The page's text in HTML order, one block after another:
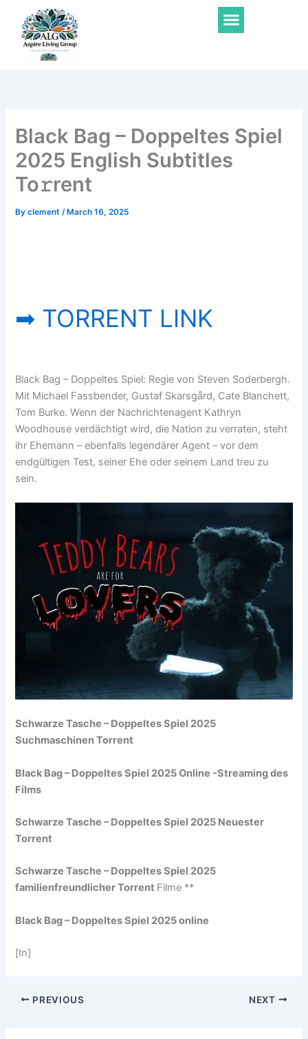
content
Menu
Black Bag – Doppeltes Spiel
2025 English Subtitles
To𝚛rent
Byclement/ March 16, 2025
➡ TORRENT LINK
Black Bag – Doppeltes Spiel: Regie von Steven Soderbergh.
Mit Michael Fassbender, Gustaf Skarsgård, Cate Blanchett,
Tom Burke. Wenn der Nachrichtenagent Kathryn
Woodhouse verdächtigt wird, die Nation zu verraten, steht
ihr Ehemann – ebenfalls legendärer Agent – vor dem
endgültigen Test, seiner Ehe oder seinem Land treu zu
sein.
Schwarze Tasche – Doppeltes Spiel 2025
Suchmaschinen Torrent
Black Bag – Doppeltes Spiel 2025 Online -Streaming des
Films
Schwarze Tasche – Doppeltes Spiel 2025 Neuester
Torrent
Schwarze Tasche – Doppeltes Spiel 2025
familienfreundlicher Torrent Filme **
Black Bag – Doppeltes Spiel 2025 online
[In]
PREVIOUS NEXT